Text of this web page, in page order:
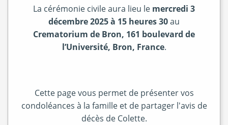
La cérémonie civile aura lieu le mercredi 3
décembre 2025 à 15 heures 30au
Crematorium de Bron, 161 boulevard de
l’Université, Bron, France.
Cette page vous permet de présenter vos
condoléances à la famille et de partager l'avis de
décès de Colette.